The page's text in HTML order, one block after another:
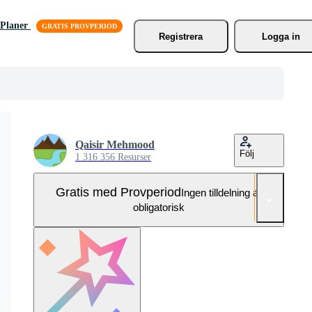
Planer
Registrera
Logga in
Qaisir Mehmood
1 316 356 Resurser Följ
Gratis med ProvperiodIngen tilldelning är
obligatorisk